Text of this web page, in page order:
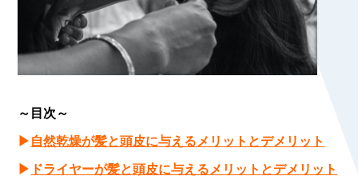
～目次～
▶ 自然乾燥が髪と頭皮に与えるメリットとデメリット
▶ ドライヤーが髪と頭皮に与えるメリットとデメリット